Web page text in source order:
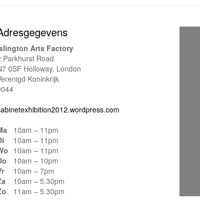
Arts Factory
Parkhurst Road
0SF Holloway, London
Koninkrijk
10am – 11pm
10am – 11pm
10am – 11pm
10am – 10pm
10am – 7pm
10am – 5.30pm
11am – 5.30pm